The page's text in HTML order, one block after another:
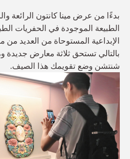
بدءًا من عرض مينا كانتون الرائعة
الطبيعة الموجودة في الحفريات
الإبداعية المستوحاة من العديد
بالتالي تستحق ثلاثة معارض
شنتشن وضع تقويمك هذا الصيف.